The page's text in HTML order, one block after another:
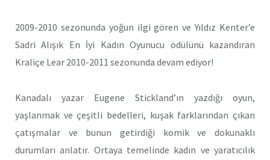
2009-2010 sezonunda yoğun ilgi gören ve Yıldız Kenter’e
Sadri Alışık En İyi Kadın Oyunucu ödülünü kazandıran
Kraliçe Lear 2010-2011 sezonunda devam ediyor!
Kanadalı yazar Eugene Stickland’ın yazdığı oyun,
yaşlanmak ve çeşitli bedelleri, kuşak farklarından çıkan
çatışmalar ve bunun getirdiği komik ve dokunaklı
durumları anlatır. Ortaya temelinde kadın ve yaratıcılık